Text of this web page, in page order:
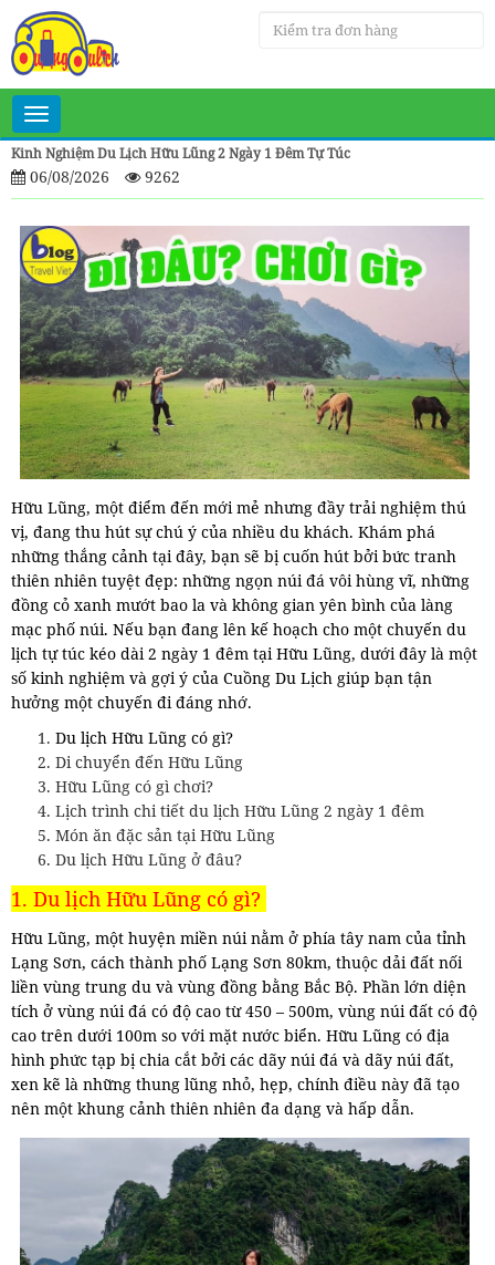
Toggle
navigation
Kinh Nghiệm Du Lịch Hữu Lũng 2 Ngày 1 Đêm Tự Túc
06/08/2026 9262
Hữu Lũng, một điểm đến mới mẻ nhưng đầy trải nghiệm thú
vị, đang thu hút sự chú ý của nhiều du khách. Khám phá
những thắng cảnh tại đây, bạn sẽ bị cuốn hút bởi bức tranh
thiên nhiên tuyệt đẹp: những ngọn núi đá vôi hùng vĩ, những
đồng cỏ xanh mướt bao la và không gian yên bình của làng
mạc phố núi. Nếu bạn đang lên kế hoạch cho một chuyến du
lịch tự túc kéo dài 2 ngày 1 đêm tại Hữu Lũng, dưới đây là một
số kinh nghiệm và gợi ý của Cuồng Du Lịch giúp bạn tận
hưởng một chuyến đi đáng nhớ.
Du lịch Hữu Lũng có gì?
Di chuyển đến Hữu Lũng
Hữu Lũng có gì chơi?
Lịch trình chi tiết du lịch Hữu Lũng 2 ngày 1 đêm
Món ăn đặc sản tại Hữu Lũng
Du lịch Hữu Lũng ở đâu?
1. Du lịch Hữu Lũng có gì?
Hữu Lũng, một huyện miền núi nằm ở phía tây nam của tỉnh
Lạng Sơn, cách thành phố Lạng Sơn 80km, thuộc dải đất nối
liền vùng trung du và vùng đồng bằng Bắc Bộ. Phần lớn diện
tích ở vùng núi đá có độ cao từ 450 – 500m, vùng núi đất có độ
cao trên dưới 100m so với mặt nước biển. Hữu Lũng có địa
hình phức tạp bị chia cắt bởi các dãy núi đá và dãy núi đất,
xen kẽ là những thung lũng nhỏ, hẹp, chính điều này đã tạo
nên một khung cảnh thiên nhiên đa dạng và hấp dẫn.